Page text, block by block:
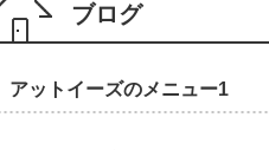
ブログ
アットイーズのメニュー1